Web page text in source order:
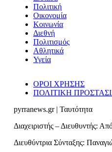
Πολιτική
Οικονομία
Κοινωνία
Διεθνή
Πολιτισμός
Αθλητικά
Υγεία
ΟΡΟΙ ΧΡΗΣΗΣ
ΠΟΛΙΤΙΚΗ
pyrranews.gr | Ταυτότητα
Διαχειριστής – Διευθυντής:
Διευθύντρια Σύνταξης: